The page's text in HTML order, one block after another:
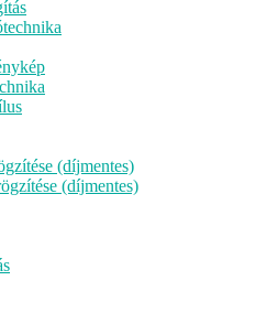
(díjmentes)
(díjmentes)